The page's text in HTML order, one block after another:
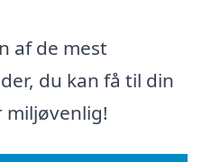
af de mest
du kan få til din
miljøvenlig!